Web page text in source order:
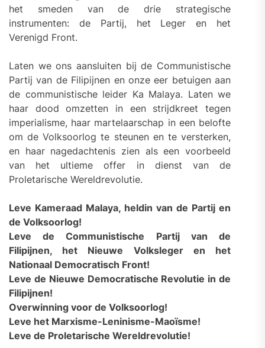
het smeden van de drie strategische
instrumenten: de Partij, het Leger en het
Verenigd Front.
Laten we ons aansluiten bij de Communistische
Partij van de Filipijnen en onze eer betuigen aan
de communistische leider Ka Malaya. Laten we
haar dood omzetten in een strijdkreet tegen
imperialisme, haar martelaarschap in een belofte
om de Volksoorlog te steunen en te versterken,
en haar nagedachtenis zien als een voorbeeld
van het ultieme offer in dienst van de
Proletarische Wereldrevolutie.
Leve Kameraad Malaya, heldin van de Partij en
de Volksoorlog!
Leve de Communistische Partij van de
Filipijnen, het Nieuwe Volksleger en het
Nationaal Democratisch Front!
Leve de Nieuwe Democratische Revolutie in de
Filipijnen!
Overwinning voor de Volksoorlog!
Leve het Marxisme-Leninisme-Maoïsme!
Leve de Proletarische Wereldrevolutie!